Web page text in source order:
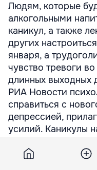
Людям, которые
алкогольными
каникул, а также
других
января, а
чувство тревоги
длинных выходных
РИА Новости
справиться с
депрессией,
усилий. Каникулы
руководитель